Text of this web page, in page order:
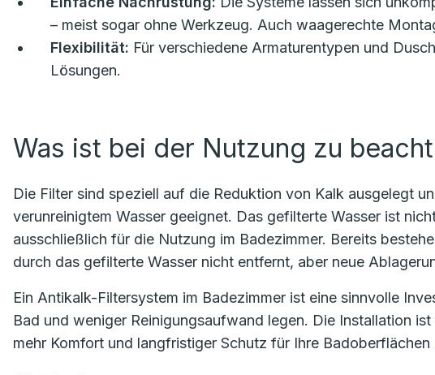
– meist sogar ohne Werkzeug. Auch waagerechte
Flexibilität: Für verschiedene Armaturentypen und
Lösungen.
Was ist bei der Nutzung zu
Die Filter sind speziell auf die Reduktion von Kalk ausgelegt
verunreinigtem Wasser geeignet. Das gefilterte Wasser ist
ausschließlich für die Nutzung im Badezimmer. Bereits
durch das gefilterte Wasser nicht entfernt, aber neue
Ein Antikalk-Filtersystem im Badezimmer ist eine sinnvolle
Bad und weniger Reinigungsaufwand legen. Die Installation
mehr Komfort und langfristiger Schutz für Ihre Badoberflächen